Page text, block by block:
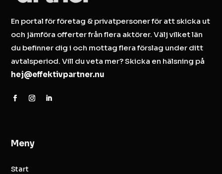
En portal för företag & privatpersoner för att skicka ut
och jämföra offerter från flera aktörer. Välj vilket län
du befinner dig i och mottag flera förslag under ditt
avtalsperiod. Vill du veta mer? Skicka en hälsning på
hej@effektivpartner.nu
Meny
Start